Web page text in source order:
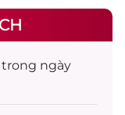
ngày